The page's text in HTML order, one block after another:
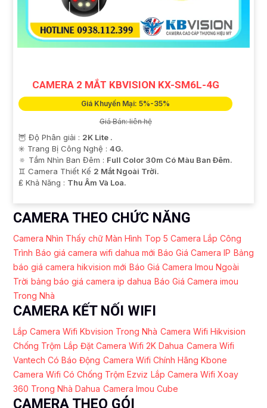
CAMERA 2 MẮT KBVISION KX-SM6L-4G
Giá Khuyến Mại: 5%-35%
Giá Bán: liên hệ
🦉 Độ Phân giải : 2K Lite .
✳️ Trang Bị Công Nghệ : 4G.
🔅 Tầm Nhìn Ban Đêm : Full Color 30m Có Màu Ban Ðêm.
♊ Camera Thiết Kế 2 Mắt Ngoài Trời.
️₤ Khả Năng : Thu Âm Và Loa.
CAMERA THEO CHỨC NĂNG
Camera Nhìn Thấy chữ Màn Hình Top 5 Camera Lắp Công
Trình Báo giá camera wifi dahua mới Báo Giá Camera IP Bảng
báo giá camera hikvision mới Báo Giá Camera Imou Ngoài
Trời bảng báo giá camera ip dahua Báo Giá Camera imou
Trong Nhà
CAMERA KẾT NỐI WIFI
Lắp Camera Wifi Kbvision Trong Nhà Camera Wifi Hikvision
Chống Trộm Lắp Đặt Camera Wifi 2K Dahua Camera Wifi
Vantech Có Báo Động Camera Wifi Chính Hãng Kbone
Camera Wifi Có Chống Trộm Ezviz Lắp Camera Wifi Xoay
360 Trong Nhà Dahua Camera Imou Cube
CAMERA THEO GÓI